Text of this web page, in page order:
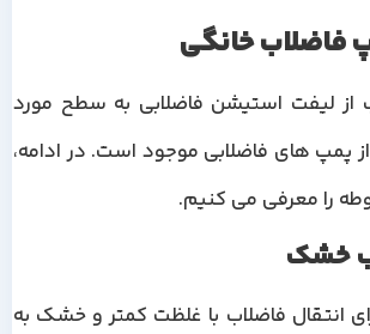
فاضلاب خانگی
از لیفت استیشن فاضلابی به سطح مورد
از پمپ های فاضلابی موجود است. در ادامه،
را معرفی می کنیم.
انتقال فاضلاب با غلظت کمتر و خشک به